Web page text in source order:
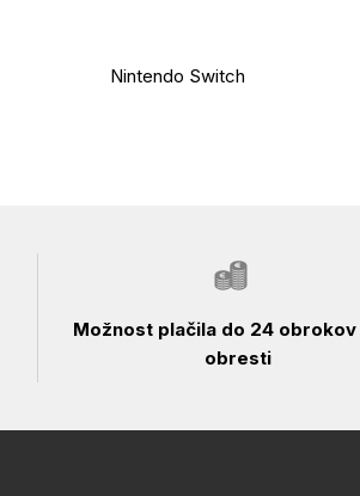
Nintendo Switch
Možnost plačila do 24
obresti